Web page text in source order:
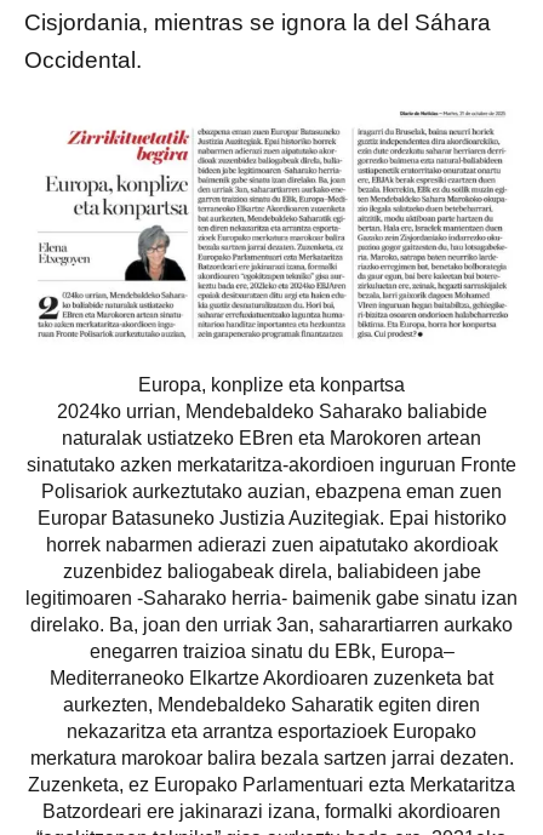
Cisjordania, mientras se ignora la del Sáhara
Occidental.
Europa, konplize eta konpartsa
2024ko urrian, Mendebaldeko Saharako baliabide
naturalak ustiatzeko EBren eta Marokoren artean
sinatutako azken merkataritza-akordioen inguruan Fronte
Polisariok aurkeztutako auzian, ebazpena eman zuen
Europar Batasuneko Justizia Auzitegiak. Epai historiko
horrek nabarmen adierazi zuen aipatutako akordioak
zuzenbidez baliogabeak direla, baliabideen jabe
legitimoaren -Saharako herria- baimenik gabe sinatu izan
direlako. Ba, joan den urriak 3an, saharartiarren aurkako
enegarren traizioa sinatu du EBk, Europa–
Mediterraneoko Elkartze Akordioaren zuzenketa bat
aurkezten, Mendebaldeko Saharatik egiten diren
nekazaritza eta arrantza esportazioek Europako
merkatura marokoar balira bezala sartzen jarrai dezaten.
Zuzenketa, ez Europako Parlamentuari ezta Merkataritza
Batzordeari ere jakinarazi izana, formalki akordioaren